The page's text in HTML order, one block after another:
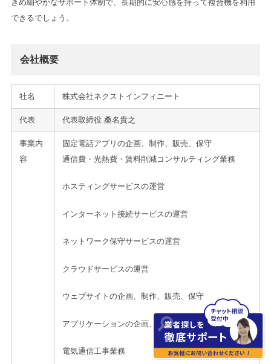
きめ細やかなサポート体制で、長期的に安心感を持って複合機を利用
できるでしょう。
会社概要
社名 株式会社ネクストインフィニート
代表 代表取締役 桑名貴之
事業内
容
固定電話アプリの企画、制作、販売、保守
通信費・光熱費・賃料削減コンサルティング業務
ホスティングサービスの運営
インターネット接続サービスの運営
ネットワーク保守サービスの運営
クラウドサービスの運営
ウェブサイトの企画、制作、販売、保守
アプリケーションの企画、制作、販売、保守
電気通信工事業務